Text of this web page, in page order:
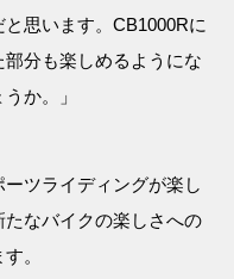
思います。CB1000Rに
分も楽しめるようにな
か。」
ツライディングが楽し
なバイクの楽しさへの
。